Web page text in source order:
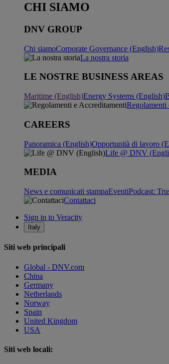
CHI SIAMO
DNV GROUP
Chi siamoCorporate Governance (English)
La nostra storia
LE NOSTRE BUSINESS AREAS
Maritime (English)Energy Systems (English)
Regolamenti
CAREERS
Panoramica (English)Opportunità di lavoro
Life @ DNV
MEDIA
News e comunicati stampaEventiPodcast:
Contattaci
Sign in to Veracity
Italy
Siti web principali
Global - DNV.com
China
Germany
Netherlands
Norway
Spain
United Kingdom
USA
Siti web locali: